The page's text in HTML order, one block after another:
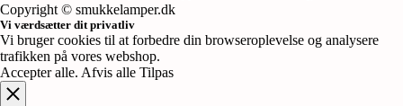
Copyright © smukkelamper.dk
Vi værdsætter dit privatliv
Vi bruger cookies til at forbedre din browseroplevelse og analysere
trafikken på vores webshop.
Accepter alle. Afvis alle Tilpas